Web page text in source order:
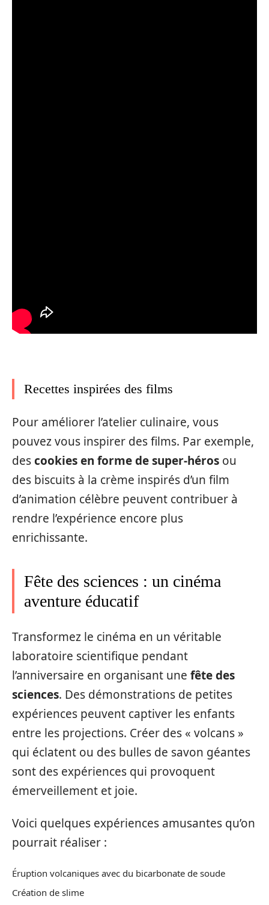
Recettes inspirées des films
Pour améliorer l’atelier culinaire, vous
pouvez vous inspirer des films. Par exemple,
descookies en forme de super-héros ou
des biscuits à la crème inspirés d’un film
d’animation célèbre peuvent contribuer à
rendre l’expérience encore plus
enrichissante.
Fête des sciences : un cinéma
aventure éducatif
Transformez le cinéma en un véritable
laboratoire scientifique pendant
l’anniversaire en organisant une fête des
sciences. Des démonstrations de petites
expériences peuvent captiver les enfants
entre les projections. Créer des « volcans »
qui éclatent ou des bulles de savon géantes
sont des expériences qui provoquent
émerveillement et joie.
Voici quelques expériences amusantes qu’on
pourrait réaliser :
Éruption volcaniques avec du bicarbonate de soude
Création de slime